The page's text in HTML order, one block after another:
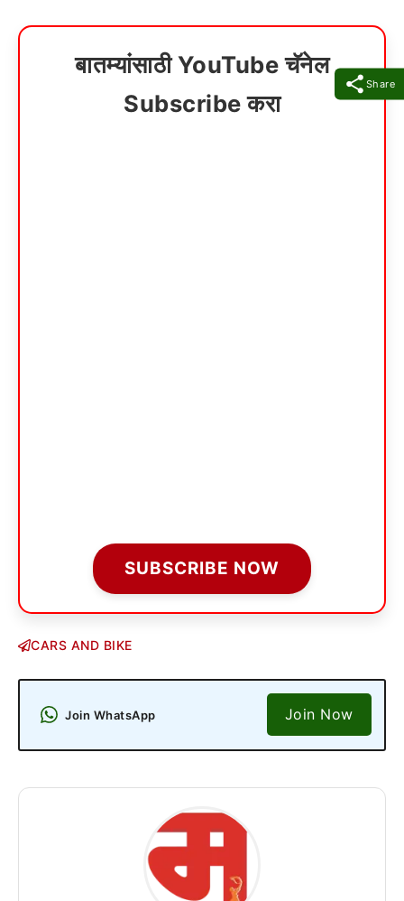
Share
बातम्यांसाठी YouTube चॅनेल
Subscribe करा
SUBSCRIBE NOW
CARS AND BIKE
Join WhatsApp Join Now